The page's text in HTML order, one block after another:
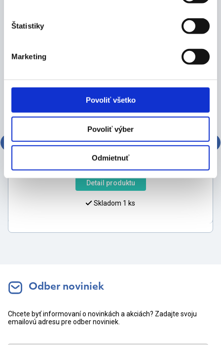
Štatistiky
Marketing
Povoliť všetko
Povoliť výber
Odmietnuť
Mohlo by vás zaujímať
TALACKO 117581 manikúra 11-dielna
43,60€
Detail produktu
Skladom 1 ks
Odber noviniek
Chcete byť informovaní o novinkách a akciách? Zadajte svoju
emailovú adresu pre odber noviniek.